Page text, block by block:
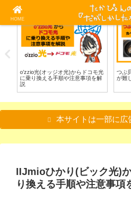
光回線
o’zzio光(オッジオ光)からドコモ光
に乗り換える手順や注意事項を解
説
料理
つぶ
が難
本サイトは一部に広
IIJmioひかり(ビック光)
り換える手順や注意事項
HOME